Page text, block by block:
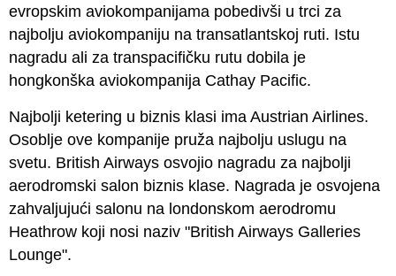
evropskim aviokompanijama pobedivši u trci za
najbolju aviokompaniju na transatlantskoj ruti. Istu
nagradu ali za transpacifičku rutu dobila je
hongkonška aviokompanija Cathay Pacific.
Najbolji ketering u biznis klasi ima Austrian Airlines.
Osoblje ove kompanije pruža najbolju uslugu na
svetu. British Airways osvojio nagradu za najbolji
aerodromski salon biznis klase. Nagrada je osvojena
zahvaljujući salonu na londonskom aerodromu
Heathrow koji nosi naziv "British Airways Galleries
Lounge".